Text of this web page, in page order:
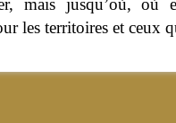
mais jusqu’où, où
les territoires et ceux